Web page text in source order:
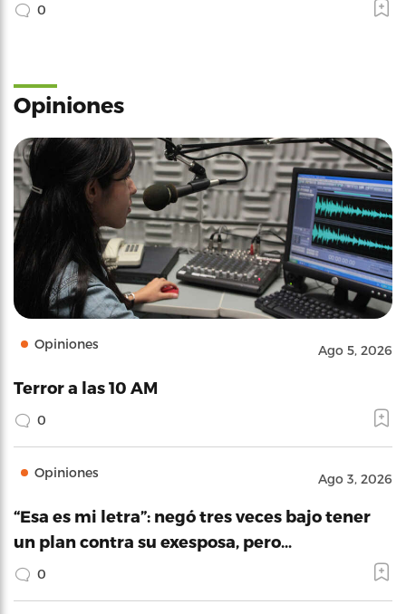
0
Opiniones
Opiniones Ago 5, 2026
Terror a las 10 AM
0
Opiniones Ago 3, 2026
“Esa es mi letra”: negó tres veces bajo tener
un plan contra su exesposa, pero…
0